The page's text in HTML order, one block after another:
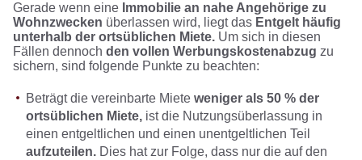
Gerade wenn eine Immobilie an nahe Angehörige zu
Wohnzwecken überlassen wird, liegt das Entgelt häufig
unterhalb der ortsüblichen Miete.Um sich in diesen
Fällen dennoch den vollen Werbungskostenabzug zu
sichern, sind folgende Punkte zu beachten:
Beträgt die vereinbarte Miete weniger als 50 % der
ortsüblichen Miete,ist die Nutzungsüberlassung in
einen entgeltlichen und einen unentgeltlichen Teil
aufzuteilen.Dies hat zur Folge, dass nur die auf den